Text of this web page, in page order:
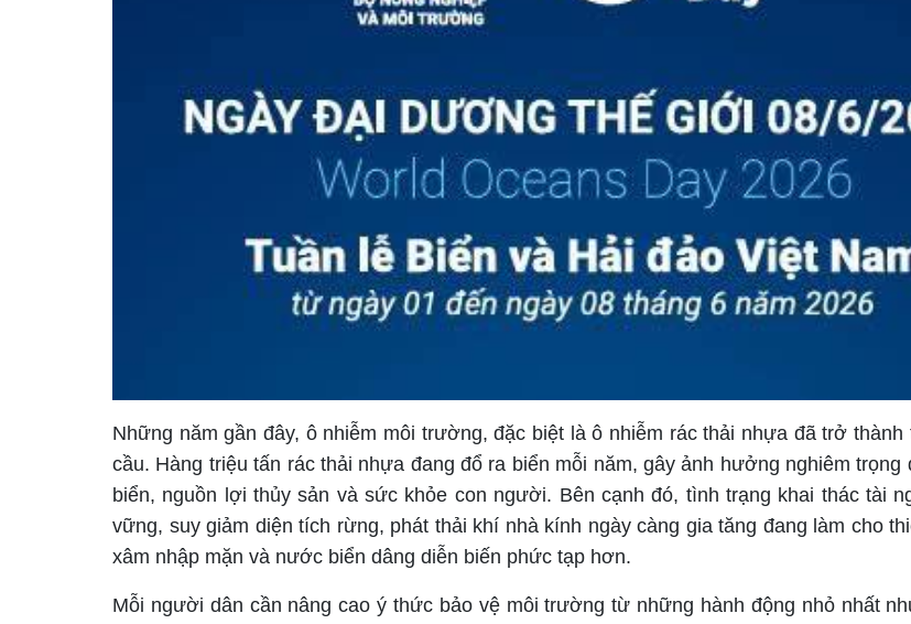
Những năm gần đây, ô nhiễm môi trường, đặc biệt là ô nhiễm rác thải nhựa đã trở thành
cầu. Hàng triệu tấn rác thải nhựa đang đổ ra biển mỗi năm, gây ảnh hưởng nghiêm trọng
biển, nguồn lợi thủy sản và sức khỏe con người. Bên cạnh đó, tình trạng khai thác tài
vững, suy giảm diện tích rừng, phát thải khí nhà kính ngày càng gia tăng đang làm cho
xâm nhập mặn và nước biển dâng diễn biến phức tạp hơn.
Mỗi người dân cần nâng cao ý thức bảo vệ môi trường từ những hành động nhỏ nhất